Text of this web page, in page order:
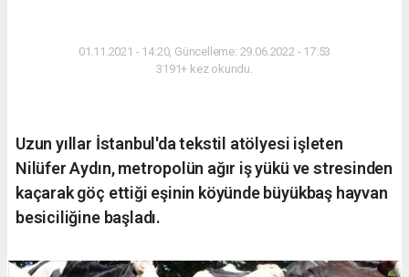
01.11.2021 - 14:20, Güncelleme: 29.06.2022 - 17:53
3191+ kez okundu.
Uzun yıllar İstanbul'da tekstil atölyesi işleten
Nilüfer Aydın, metropolün ağır iş yükü ve stresinden
kaçarak göç ettiği eşinin köyünde büyükbaş hayvan
besiciliğine başladı.